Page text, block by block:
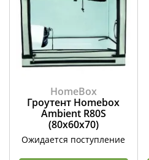
HomeBox
Гроутент Homebox
Ambient R80S
(80x60x70)
Ожидается поступление